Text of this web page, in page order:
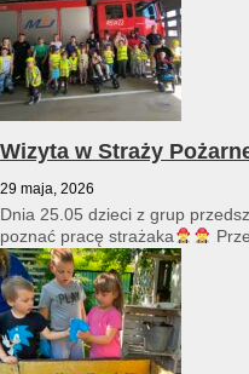
Wizyta w Straży
29 maja, 2026
Dnia 25.05 dzieci z grup
poznać pracę strażaka
i...